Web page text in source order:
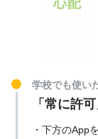
学校でも使い
「常に許
・下方のApp